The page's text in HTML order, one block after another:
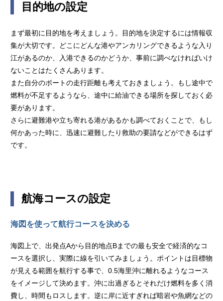
目的地の設定
まず最初に目的地を考えましょう。目的地を決定するには情報収
集が大切です。どこにどんな港やアンカリングできるような入り
江があるのか、入港できるのかどうか、事前に調べなければいけ
ないことはたくさんあります。
また自分のボートの走行距離も考えておきましょう。もし途中で
燃料が不足するようなら、途中に給油できる場所を探しておく必
要があります。
さらに避難港や立ち寄れる港があるかも調べておくことで、もし
何かあった時に、迅速に避難したり救助の要請などができるはず
です。
航海コースの設定
海図を使って航行コースを決める
海図上で、出発点Aから目的地点Bまでの最も安全で経済的なコ
ースを選択し、実際に線を引いてみましょう。ポイントは目標物
が見える範囲を航行する事で、0.5海里沖に離れるようなコース
をイメージして決めます。沖に出過ぎるとそれだけ燃料を多く消
費し、時間もロスします。逆に岸に近すぎれば暗岩や魚網などの